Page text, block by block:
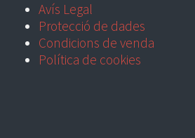
Avís Legal
Protecció de dades
Condicions de venda
Política de cookies